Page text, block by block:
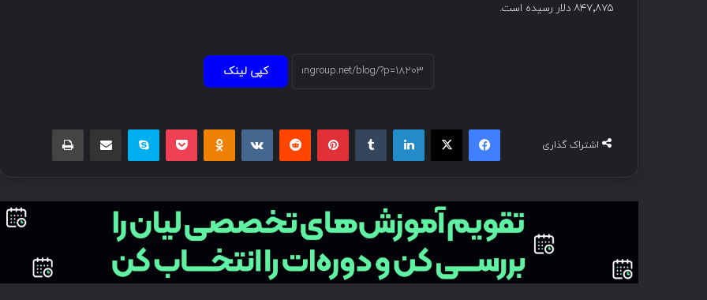
۸۴۷٬۸۷۵ دلار رسیده است.
کپی لینک
اشتراک گذاری
فیسبوک ایکس لینکداین پینتریست پاکت